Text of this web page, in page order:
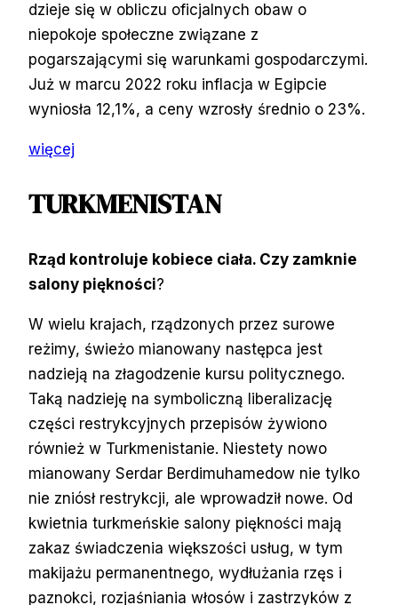
dzieje się w obliczu oficjalnych obaw o
niepokoje społeczne związane z
pogarszającymi się warunkami gospodarczymi.
Już w marcu 2022 roku inflacja w Egipcie
wyniosła 12,1%, a ceny wzrosły średnio o 23%.
więcej
TURKMENISTAN
Rząd kontroluje kobiece ciała. Czy zamknie
salony piękności?
W wielu krajach, rządzonych przez surowe
reżimy, świeżo mianowany następca jest
nadzieją na złagodzenie kursu politycznego.
Taką nadzieję na symboliczną liberalizację
części restrykcyjnych przepisów żywiono
również w Turkmenistanie. Niestety nowo
mianowany Serdar Berdimuhamedow nie tylko
nie zniósł restrykcji, ale wprowadził nowe. Od
kwietnia turkmeńskie salony piękności mają
zakaz świadczenia większości usług, w tym
makijażu permanentnego, wydłużania rzęs i
paznokci, rozjaśniania włosów i zastrzyków z